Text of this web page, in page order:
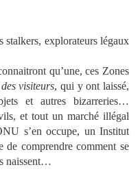
stalkers, explorateurs légaux
qu’une, ces Zones
des visiteurs, qui y ont laissé,
et autres bizarreries…
et tout un marché illégal
s’en occupe, un Institut
de comprendre comment se
naissent…